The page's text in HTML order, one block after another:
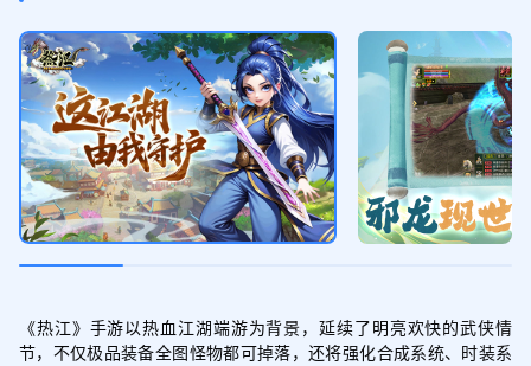
《热江》手游以热血江湖端游为背景，延续了明亮欢快的武侠情
节，不仅极品装备全图怪物都可掉落，还将强化合成系统、时装系